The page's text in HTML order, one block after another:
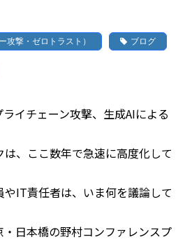
攻撃・ゼロトラスト） ブログ
イチェーン攻撃、生成AIによる
、ここ数年で急速に高度化して
IT責任者は、いま何を議論して
日本橋の野村コンファレンスプ